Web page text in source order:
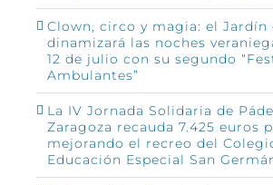
Clown, circo y magia: el Jardín
dinamizará las noches
12 de julio con su segundo
Ambulantes”
La IV Jornada Solidaria de
Zaragoza recauda 7.425 euros
mejorando el recreo del
Educación Especial San